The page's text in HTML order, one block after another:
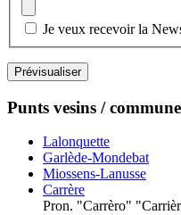
Je veux recevoir la
Punts vesins /
Lalonquette
Garlède-Mondebat
Miossens-Lanusse
Carrère
Pron. "Carrèro"